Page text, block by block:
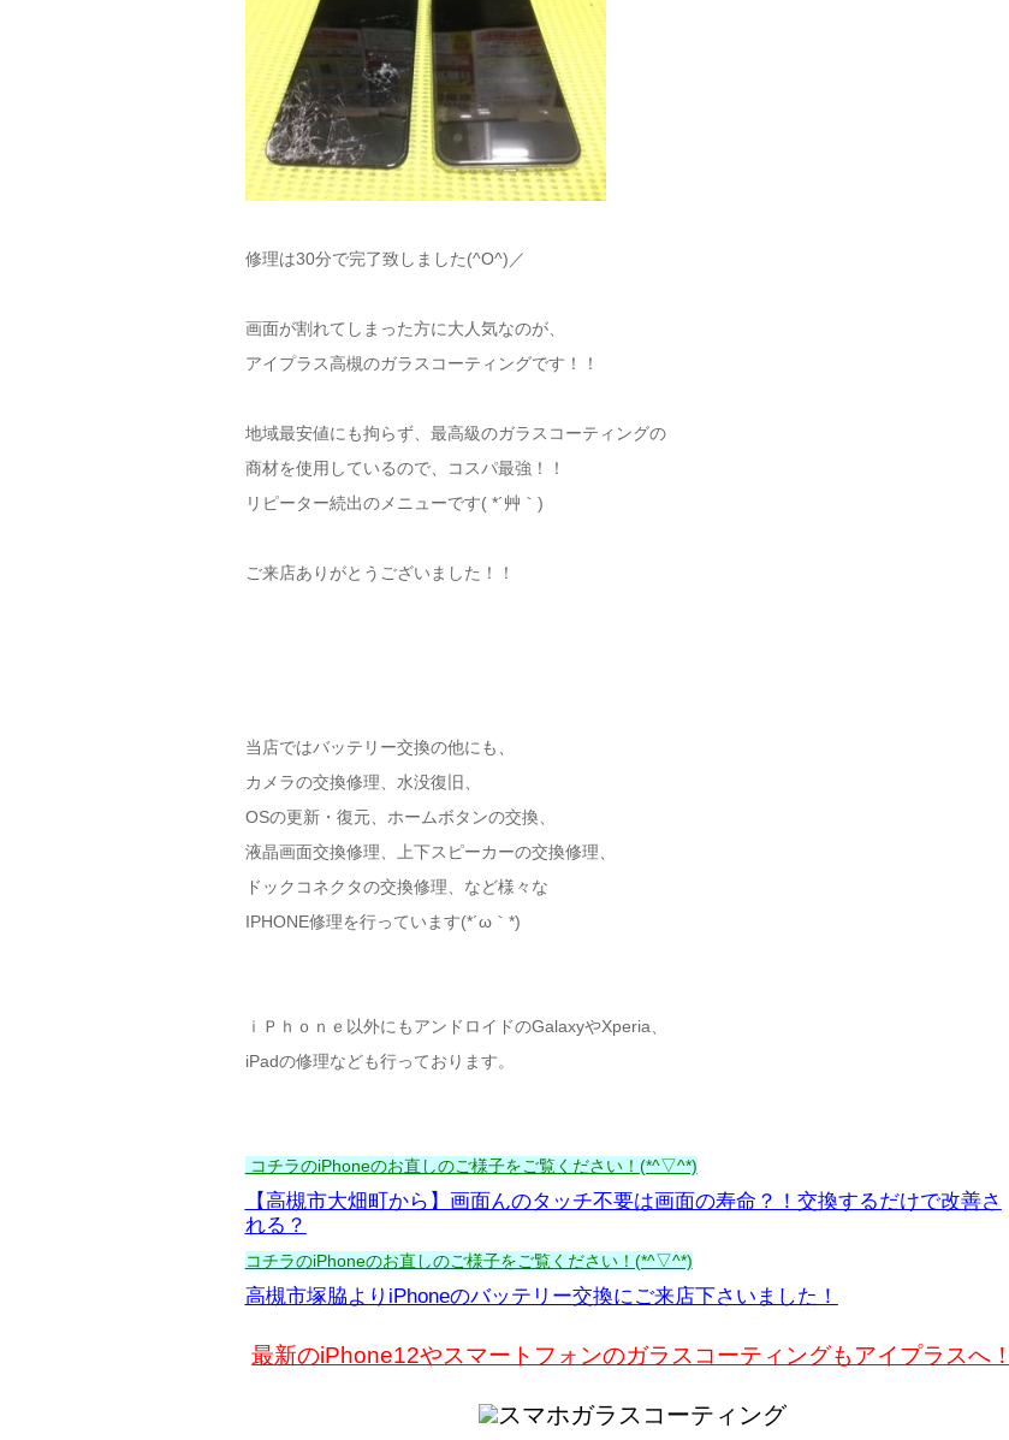
修理は30分で完了致しました(^O^)／
画面が割れてしまった方に大人気なのが、
アイプラス高槻のガラスコーティングです！！
地域最安値にも拘らず、最高級のガラスコーティングの
商材を使用しているので、コスパ最強！！
リピーター続出のメニューです( *´艸｀)
ご来店ありがとうございました！！
当店ではバッテリー交換の他にも、
カメラの交換修理、水没復旧、
OSの更新・復元、ホームボタンの交換、
液晶画面交換修理、上下スピーカーの交換修理、
ドックコネクタの交換修理、など様々な
IPHONE修理を行っています(*´ω｀*)
ｉＰｈｏｎｅ以外にもアンドロイドのGalaxyやXperia、
iPadの修理なども行っております。
コチラのiPhoneのお直しのご様子をご覧ください！(*^▽^*)
【高槻市大畑町から】画面んのタッチ不要は画面の寿命？！交換するだけで改善さ
れる？
コチラのiPhoneのお直しのご様子をご覧ください！(*^▽^*)
高槻市塚脇よりiPhoneのバッテリー交換にご来店下さいました！
最新のiPhone12やスマートフォンのガラスコーティングもアイプラスへ！